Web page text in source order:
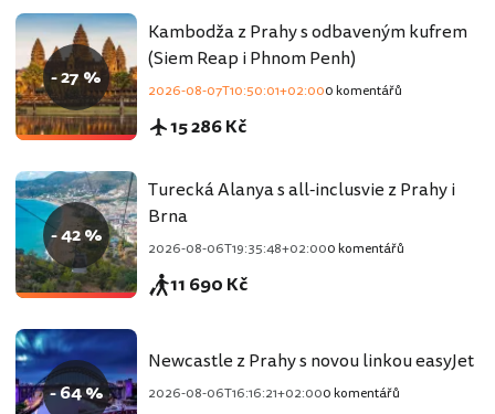
- 27 %
Kambodža z Prahy s odbaveným kufrem
(Siem Reap i Phnom Penh)
2026-08-07T10:50:01+02:000 komentářů
15 286 Kč
- 42 %
Turecká Alanya s all-inclusvie z Prahy i
Brna
2026-08-06T19:35:48+02:000 komentářů
11 690 Kč
- 64 %
Newcastle z Prahy s novou linkou easyJet
2026-08-06T16:16:21+02:000 komentářů